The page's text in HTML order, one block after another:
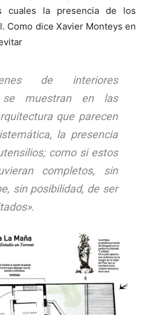
cuales la presencia de los
Como dice Xavier Monteys en
de interiores
se muestran en las
que parecen
la presencia
como si estos
completos, sin
sin posibilidad, de ser